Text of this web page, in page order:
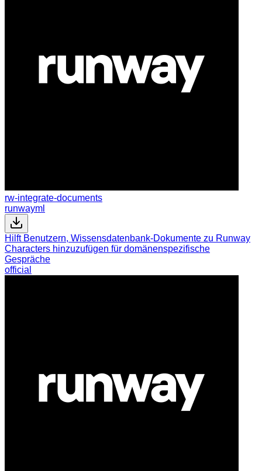
rw-integrate-documents
runwayml
Hilft Benutzern, Wissensdatenbank-Dokumente zu Runway
Characters hinzuzufügen für domänenspezifische
Gespräche
official